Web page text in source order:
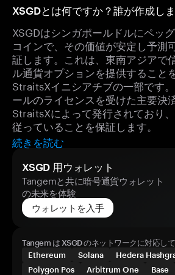
XSGDとは何ですか？誰が作成し
XSGDはシンガポールドルにペッ
コインで、その価値が安定し予測
証します。これは、東南アジアで
ル通貨オプションを提供すること
StraitsXイニシアチブの一部です
ールのライセンスを受けた主要決
StraitsXによって発行されており
従っていることを保証します。
続きを読む
XSGD 用ウォレット
Tangemと共に暗号通貨ウォレット
の未来を体験
ウォレットを入手
Tangem は XSGD のネットワークに対応し
Ethereum
Solana Hedera
Polygon Pos
Arbitrum One Base